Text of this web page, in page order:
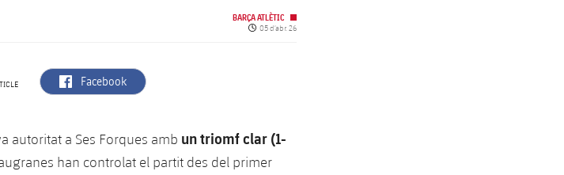
BARÇA ATLÈTIC
Data de publicació
05 d’abr. 26
label.aria.facebook
Facebook
autoritat a Ses Forques amb un triomf clar (1-
han controlat el partit des del primer